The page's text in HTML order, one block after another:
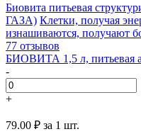
Биовита питьевая
ГАЗА) Клетки, получая
изнашиваются, получают
77 отзывов
БИОВИТА 1,5 л, питьевая
-
+
79.00 ₽ за 1 шт.